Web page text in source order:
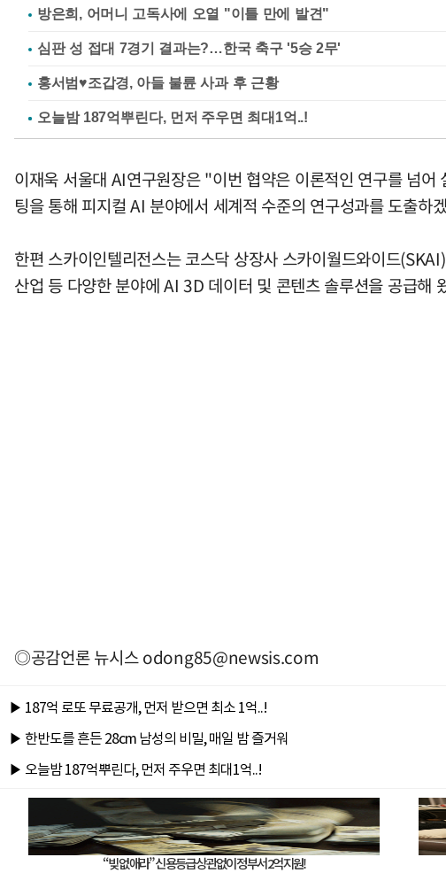
방은희, 어머니 고독사에 오열 "이틀 만에 발견"
심판 성 접대 7경기 결과는?…한국 축구 '5승 2무'
홍서범♥조갑경, 아들 불륜 사과 후 근황
이재욱 서울대 AI연구원장은 "이번 협약은 이론적인 연구를 넘
팅을 통해 피지컬 AI 분야에서 세계적 수준의 연구성과를 도출하
한편 스카이인텔리전스는 코스닥 상장사 스카이월드와이드
산업 등 다양한 분야에 AI 3D 데이터 및 콘텐츠 솔루션을 공급해
◎공감언론 뉴시스odong85@newsis.com